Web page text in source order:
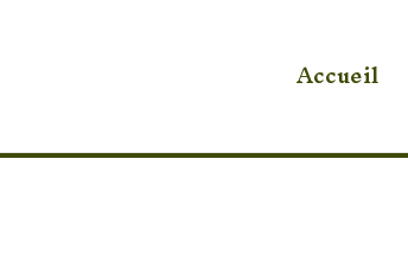
Accueil